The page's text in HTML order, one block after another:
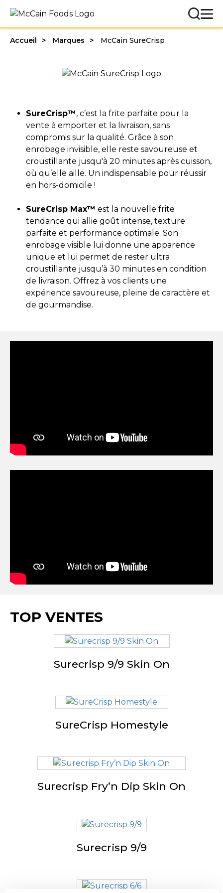
Accueil Marques McCain SureCrisp
SureCrisp™, c’est la frite parfaite pour la
vente à emporter et la livraison, sans
compromis sur la qualité. Grâce à son
enrobage invisible, elle reste savoureuse et
croustillante jusqu'à 20 minutes après cuisson,
où qu’elle aille. Un indispensable pour réussir
en hors-domicile !
SureCrisp Max™ est la nouvelle frite
tendance qui allie goût intense, texture
parfaite et performance optimale. Son
enrobage visible lui donne une apparence
unique et lui permet de rester ultra
croustillante jusqu’à 30 minutes en condition
de livraison. Offrez à vos clients une
expérience savoureuse, pleine de caractère et
de gourmandise.
TOP VENTES
Surecrisp 9/9 Skin On
SureCrisp Homestyle
Surecrisp Fry’n Dip Skin On
Surecrisp 9/9